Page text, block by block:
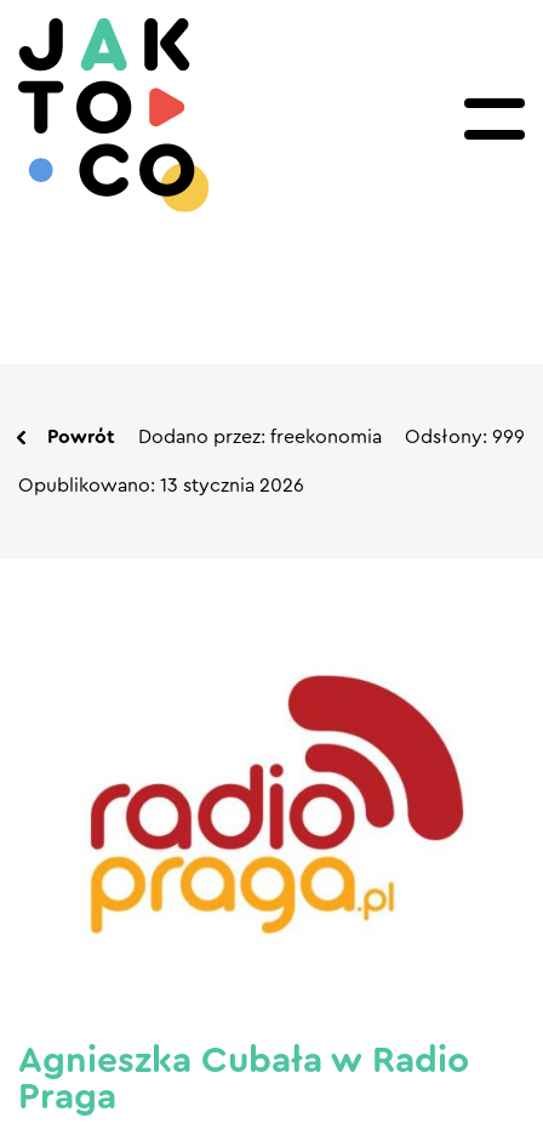
Powrót Dodano przez: freekonomia Odsłony: 999
Opublikowano: 13 stycznia 2026
Agnieszka Cubała w Radio
Praga